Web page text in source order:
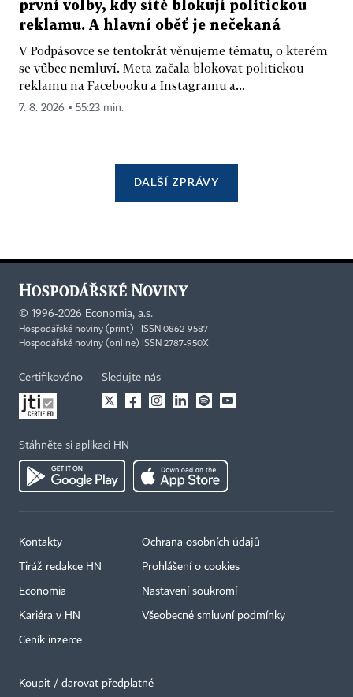
první volby, kdy sítě blokují politickou
reklamu. A hlavní oběť je nečekaná
V Podpásovce se tentokrát věnujeme tématu, o kterém
se vůbec nemluví. Meta začala blokovat politickou
reklamu na Facebooku a Instagramu a...
7. 8. 2026 ▪ 55:23 min.
DALŠÍ ZPRÁVY
© 1996-2026 Economia, a.s.
Hospodářské noviny (print) ISSN 0862-9587
Hospodářské noviny (online) ISSN 2787-950X
Certifikováno Sledujte nás
Stáhněte si aplikaci HN
Kontakty
Tiráž redakce HN
Economia
Kariéra v HN
Ceník inzerce
Ochrana osobních údajů
Prohlášení o cookies
Nastavení soukromí
Všeobecné smluvní podmínky
Koupit / darovat předplatné